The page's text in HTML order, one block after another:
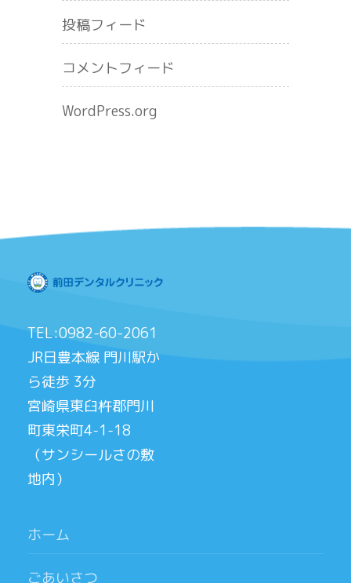
投稿フィード
コメントフィード
WordPress.org
TEL:0982-60-2061
JR日豊本線 門川駅か
ら徒歩 3分
宮崎県東臼杵郡門川
町東栄町4-1-18
（サンシールさの敷
地内）
ホーム
ごあいさつ